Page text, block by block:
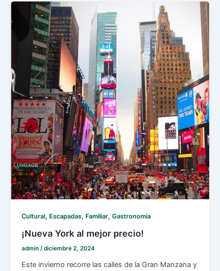
Cultural, Escapadas, Familiar,Gastronomía
¡Nueva York al mejor precio!
admin/diciembre 2, 2024
Este invierno recorre las calles de la Gran Manzana y